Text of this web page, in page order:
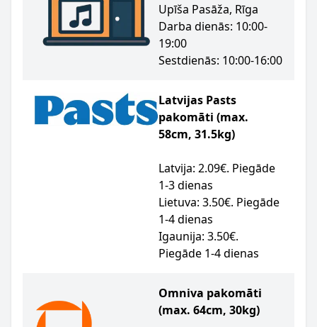
Upīša Pasāža, Rīga
Darba dienās: 10:00-
19:00
Sestdienās: 10:00-16:00
Latvijas Pasts
pakomāti (max.
58cm, 31.5kg)
Latvija: 2.09€. Piegāde
1-3 dienas
Lietuva: 3.50€. Piegāde
1-4 dienas
Igaunija: 3.50€.
Piegāde 1-4 dienas
Omniva pakomāti
(max. 64cm, 30kg)